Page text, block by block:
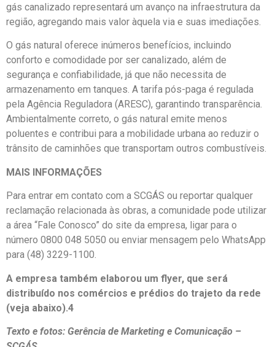
gás canalizado representará um avanço na infraestrutura da
região, agregando mais valor àquela via e suas imediações.
O gás natural oferece inúmeros benefícios, incluindo
conforto e comodidade por ser canalizado, além de
segurança e confiabilidade, já que não necessita de
armazenamento em tanques. A tarifa pós-paga é regulada
pela Agência Reguladora (ARESC), garantindo transparência.
Ambientalmente correto, o gás natural emite menos
poluentes e contribui para a mobilidade urbana ao reduzir o
trânsito de caminhões que transportam outros combustíveis.
MAIS INFORMAÇÕES
Para entrar em contato com a SCGÁS ou reportar qualquer
reclamação relacionada às obras, a comunidade pode utilizar
a área “Fale Conosco” do site da empresa, ligar para o
número 0800 048 5050 ou enviar mensagem pelo WhatsApp
para (48) 3229-1100.
A empresa também elaborou um flyer, que será
distribuído nos comércios e prédios do trajeto da rede
(veja abaixo).4
Texto e fotos: Gerência de Marketing e Comunicação –